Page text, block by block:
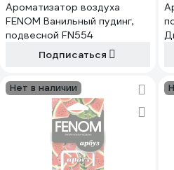
Ароматизатор воздуха
FENOM Ванильный пудинг,
подвесной FN554
Подписаться
Нет в наличии